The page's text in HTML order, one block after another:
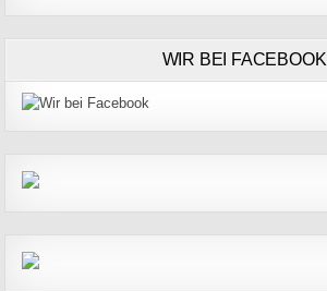
WIR BEI FACEBOOK